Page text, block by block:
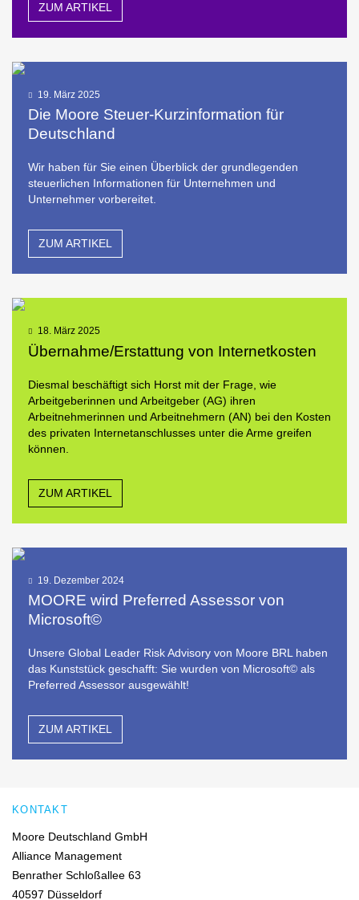
ZUM ARTIKEL
19. März 2025
Die Moore Steuer-Kurzinformation für
Deutschland
Wir haben für Sie einen Überblick der grundlegenden
steuerlichen Informationen für Unternehmen und
Unternehmer vorbereitet.
ZUM ARTIKEL
18. März 2025
Übernahme/Erstattung von Internetkosten
Diesmal beschäftigt sich Horst mit der Frage, wie
Arbeitgeberinnen und Arbeitgeber (AG) ihren
Arbeitnehmerinnen und Arbeitnehmern (AN) bei den Kosten
des privaten Internetanschlusses unter die Arme greifen
können.
ZUM ARTIKEL
19. Dezember 2024
MOORE wird Preferred Assessor von
Microsoft©
Unsere Global Leader Risk Advisory von Moore BRL haben
das Kunststück geschafft: Sie wurden von Microsoft© als
Preferred Assessor ausgewählt!
ZUM ARTIKEL
KONTAKT
Moore Deutschland GmbH
Alliance Management
Benrather Schloßallee 63
40597 Düsseldorf